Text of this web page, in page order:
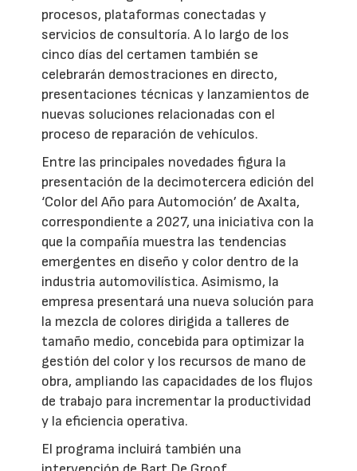
procesos, plataformas conectadas y
servicios de consultoría. A lo largo de los
cinco días del certamen también se
celebrarán demostraciones en directo,
presentaciones técnicas y lanzamientos de
nuevas soluciones relacionadas con el
proceso de reparación de vehículos.
Entre las principales novedades figura la
presentación de la decimotercera edición del
‘Color del Año para Automoción’ de Axalta,
correspondiente a 2027, una iniciativa con la
que la compañía muestra las tendencias
emergentes en diseño y color dentro de la
industria automovilística. Asimismo, la
empresa presentará una nueva solución para
la mezcla de colores dirigida a talleres de
tamaño medio, concebida para optimizar la
gestión del color y los recursos de mano de
obra, ampliando las capacidades de los flujos
de trabajo para incrementar la productividad
y la eficiencia operativa.
El programa incluirá también una